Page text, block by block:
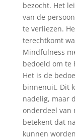
bezocht. Het
van de
te verliezen.
terechtkomt
Mindfulness
bedoeld om te
Het is de
binnenuit. Dit
nadelig, maar
onderdeel van
betekent dat
kunnen